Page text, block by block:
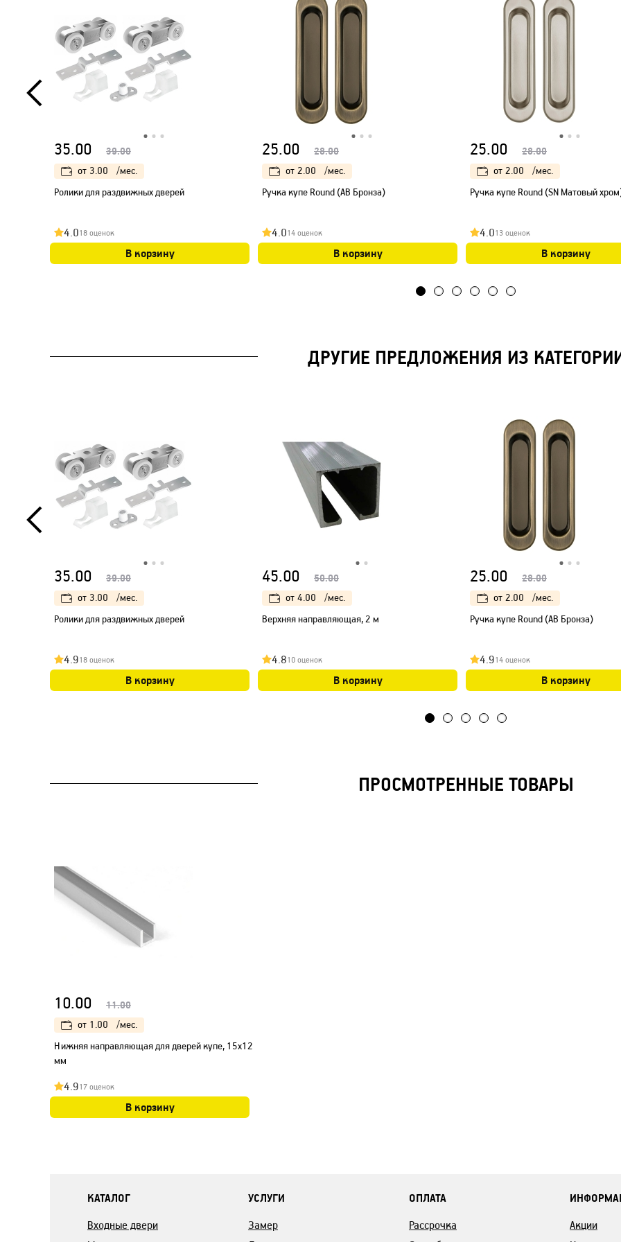
35.00 39.00
от 3.00
/мес.
Ролики для раздвижных дверей
4.018 оценок
В корзину
25.00 28.00
от 2.00
/мес.
Ручка купе Round (AB Бронза)
4.014 оценок
В корзину
25.00 28.00
от 2.00
/мес.
Ручка купе Round (SN Матовый
4.013 оценок
В корзину
ДРУГИЕ ПРЕДЛОЖЕНИЯ ИЗ
35.00 39.00
от 3.00
/мес.
Ролики для раздвижных дверей
4.918 оценок
В корзину
45.00 50.00
от 4.00
/мес.
Верхняя направляющая, 2 м
4.810 оценок
В корзину
25.00 28.00
от 2.00
/мес.
Ручка купе Round (AB Бронза)
4.914 оценок
В корзину
ПРОСМОТРЕННЫЕ ТОВАРЫ
10.00 11.00
от 1.00
/мес.
Нижняя направляющая для дверей купе, 15х12
мм
4.917 оценок
В корзину
КАТАЛОГ
Входные двери
УСЛУГИ
Замер
ОПЛАТА
Рассрочка
Акции